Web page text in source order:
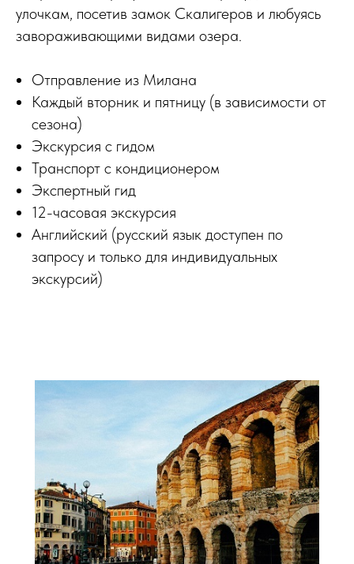
улочкам, посетив замок Скалигеров и любуясь
завораживающими видами озера.
Отправление из Милана
Каждый вторник и пятницу (в зависимости от
сезона)
Экскурсия с гидом
Транспорт с кондиционером
Экспертный гид
12-часовая экскурсия
Английский (русский язык доступен по
запросу и только для индивидуальных
экскурсий)